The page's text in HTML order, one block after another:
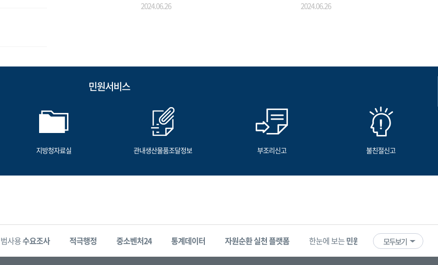
2024.06.26 2024.06.26
민원서비스
지방청자료실 관내생산물품조달정보 부조리신고 불친절신고
사용수요조사 적극행정 중소벤처24 통계데이터 자원순환 실천 플랫폼 한눈에 보는민원 빅데이터 기업마당
모두보기